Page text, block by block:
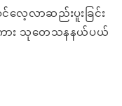
ေ့လာဆည်းပူးခြင်း
ကား သုတေသနနယ်ပယ်